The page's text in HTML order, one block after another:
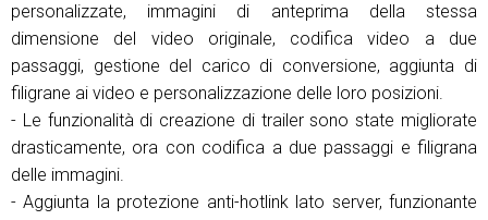
personalizzate, immagini di anteprima della stessa
dimensione del video originale, codifica video a due
passaggi, gestione del carico di conversione, aggiunta di
filigrane ai video e personalizzazione delle loro posizioni.
- Le funzionalità di creazione di trailer sono state migliorate
drasticamente, ora con codifica a due passaggi e filigrana
delle immagini.
- Aggiunta la protezione anti-hotlink lato server, funzionante